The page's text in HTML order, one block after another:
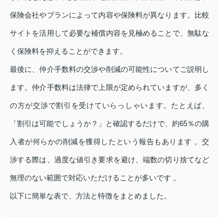
保険会社やプランによって内容や保険料が異なります。比較
サイトを活用して必要な補償内容を見極めることで、無駄な
く保険料を抑えることができます。
最後に、仲介手数料の交渉や削減の可能性についてご説明し
ます。仲介手数料は法律で上限が定められていますが、多く
の方が交渉で割引を受けていらっしゃいます。たとえば、
「割引は可能でしょうか？」と確認するだけで、約65％の購
入者が何らかの削減を獲得したという報告もあります 。交
渉する際は、過度な値引き要求を避け、端数の切り捨てなど
無理のない範囲で対応いただけることが多いです 。
以下に簡単な表で、方法と特徴をまとめました。